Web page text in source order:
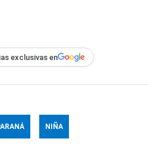
exclusivas en
NIÑA